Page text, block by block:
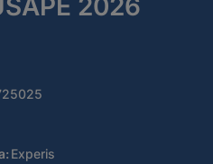
2026
Experis